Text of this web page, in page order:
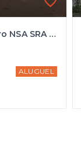
Pavilhão/Galpão Industrial em Bairro NSA SRA Aparecida, Luz/MG
ALUGUEL